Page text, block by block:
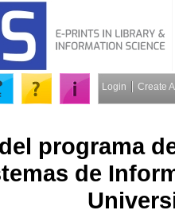
Login Create
programa
de